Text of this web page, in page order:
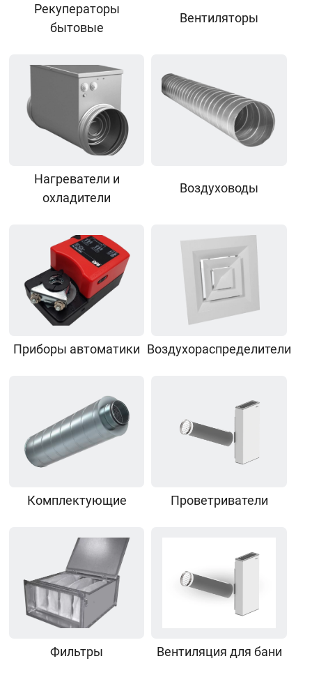
Рекуператоры
бытовые
Вентиляторы
Нагреватели и
охладители
Воздуховоды
Приборы автоматики Воздухораспределители
Комплектующие Проветриватели
Фильтры Вентиляция для бани